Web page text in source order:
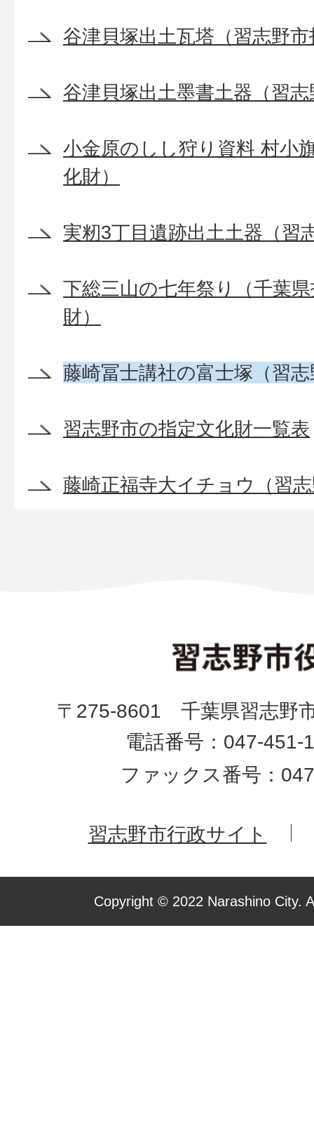
谷津貝塚出土瓦塔（習志野
谷津貝塚出土墨書土器（習
小金原のしし狩り資料 村小
化財）
実籾3丁目遺跡出土土器（習
下総三山の七年祭り（千葉
財）
藤崎冨士講社の富士塚（習
習志野市の指定文化財一覧表
藤崎正福寺大イチョウ（習
〒275-8601 千葉県習志野
電話番号：047-451-
ファックス番号：
習志野市行政サイト
Copyright © 2022 Narashino City.